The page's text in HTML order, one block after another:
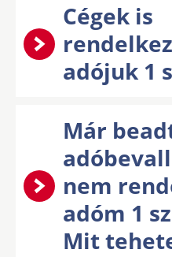
Cégek is
adójuk 1
Már
nem
adóm 1
Mit